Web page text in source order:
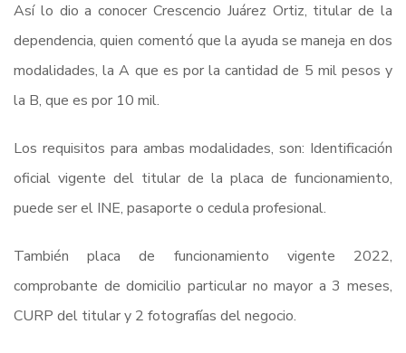
Así lo dio a conocer Crescencio Juárez Ortiz, titular de la
dependencia, quien comentó que la ayuda se maneja en dos
modalidades, la A que es por la cantidad de 5 mil pesos y
la B, que es por 10 mil.
Los requisitos para ambas modalidades, son: Identificación
oficial vigente del titular de la placa de funcionamiento,
puede ser el INE, pasaporte o cedula profesional.
También placa de funcionamiento vigente 2022,
comprobante de domicilio particular no mayor a 3 meses,
CURP del titular y 2 fotografías del negocio.